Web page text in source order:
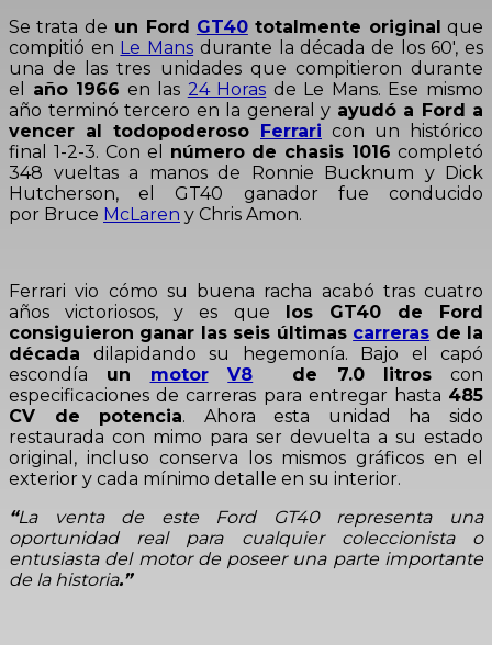
Se trata de un Ford GT40totalmente original que
compitió en Le Mans durante la década de los 60′, es
una de las tres unidades que compitieron durante
el año 1966 en las 24 Horas de Le Mans. Ese mismo
año terminó tercero en la general y ayudó a Ford a
vencer al todopoderoso Ferrari con un histórico
final 1-2-3. Con el número de chasis 1016 completó
348 vueltas a manos de Ronnie Bucknum y Dick
Hutcherson, el GT40 ganador fue conducido
por Bruce McLaren y Chris Amon.
Ferrari vio cómo su buena racha acabó tras cuatro
años victoriosos, y es que los GT40 de Ford
consiguieron ganar las seis últimas carreras de la
década dilapidando su hegemonía. Bajo el capó
escondía un motor V8 de 7.0 litros con
especificaciones de carreras para entregar hasta 485
CV de potencia. Ahora esta unidad ha sido
restaurada con mimo para ser devuelta a su estado
original, incluso conserva los mismos gráficos en el
exterior y cada mínimo detalle en su interior.
“La venta de este Ford GT40 representa una
oportunidad real para cualquier coleccionista o
entusiasta del motor de poseer una parte importante
de la historia.”